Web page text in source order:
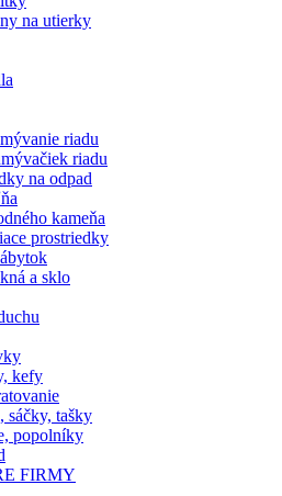
na utierky
riadu
riadu
na odpad
kameňa
prostriedky
a sklo
kefy
sáčky, tašky
popolníky
FIRMY